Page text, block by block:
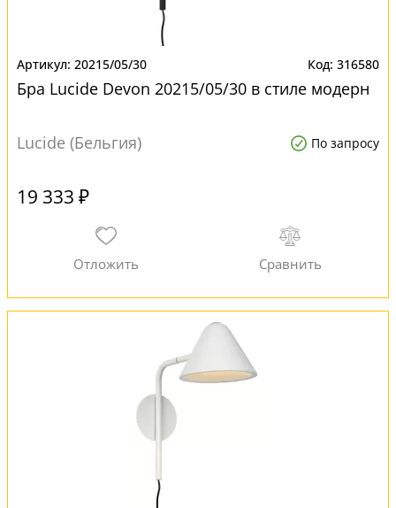
20215/05/30 316580
Бра Lucide Devon 20215/05/30 в стиле модерн
Lucide (Бельгия) По запросу
19 333 ₽